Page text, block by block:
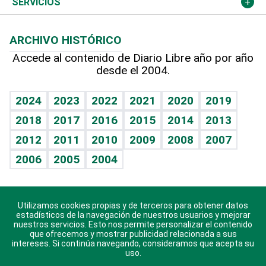
Hablando con el pediatra
Vida y familia
Eñe
Celebrando la vida
Sin complejos
En pocas palabras
Escuchando al corazón
Economía Personal
Línea de hit
TBT Deportivo
Hecho en casa
Guía del dinero
Cumpleaños
Horóscopos
Crucigramas
ARCHIVO HISTÓRICO
Accede al contenido de Diario Libre año por año
desde el 2004.
2024 2023 2022 2021 2020
2019
2018
2017 2016 2015 2014
2013
2012
2011 2010 2009 2008
2007
2006
2005 2004
Descarga nuestras aplicaciones para Android, iOS y
sistema Huawei.
Utilizamos cookies propias y de terceros para obtener datos
estadísticos de la navegación de nuestros usuarios y mejorar
nuestros servicios. Esto nos permite personalizar el contenido
que ofrecemos y mostrar publicidad relacionada a sus
intereses. Si continúa navegando, consideramos que acepta su
uso.